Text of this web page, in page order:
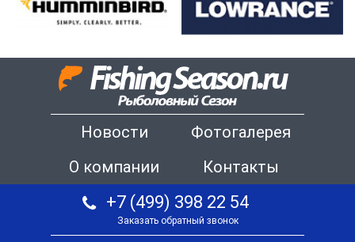
Новости
Фотогалерея
О компании
Контакты
+7 (499) 398 22 54
Заказать обратный звонок